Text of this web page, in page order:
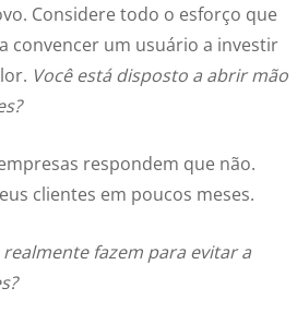
Considere todo o esforço que
convencer um usuário a investir
Você está disposto a abrir mão
respondem que não.
clientes em poucos meses.
fazem para evitar a